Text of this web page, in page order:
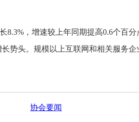
，增速较上年同期提高0.6个百
势头。规模以上互联网和相关服务
协会要闻